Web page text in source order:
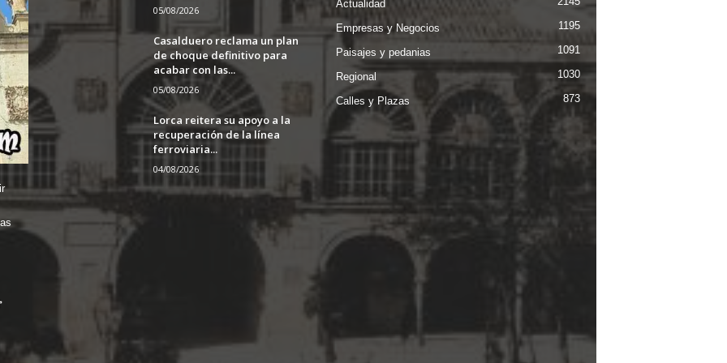
05/08/2026
Casalduero reclama un plan
de choque definitivo para
acabar con las...
05/08/2026
Lorca reitera su apoyo a la
recuperación de la línea
ferroviaria...
04/08/2026
Actualidad
Empresas y Negocios 1195
Paisajes y pedanias 1091
Regional 1030
Calles y Plazas 873